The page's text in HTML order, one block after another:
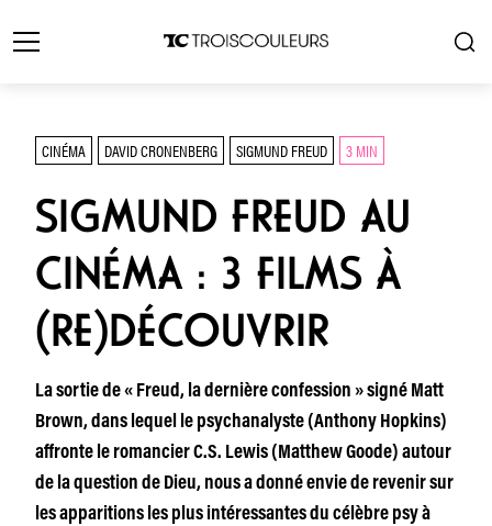
CINÉMA DAVID CRONENBERG SIGMUND FREUD 3 MIN
SIGMUND FREUD AU
CINÉMA : 3 FILMS À
(RE)DÉCOUVRIR
La sortie de « Freud, la dernière confession » signé Matt
Brown, dans lequel le psychanalyste (Anthony Hopkins)
affronte le romancier C.S. Lewis (Matthew Goode) autour
de la question de Dieu, nous a donné envie de revenir sur
les apparitions les plus intéressantes du célèbre psy à